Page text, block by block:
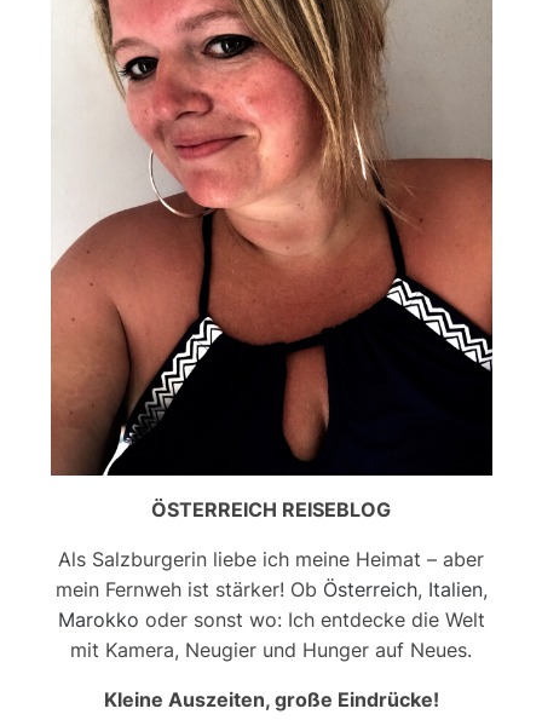
ÖSTERREICH REISEBLOG
Als Salzburgerin liebe ich meine Heimat – aber
mein Fernweh ist stärker! Ob Österreich, Italien,
Marokko oder sonst wo: Ich entdecke die Welt
mit Kamera, Neugier und Hunger auf Neues.
Kleine Auszeiten, große Eindrücke!